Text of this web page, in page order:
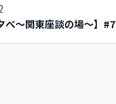
べ～関東座談の場～】#7